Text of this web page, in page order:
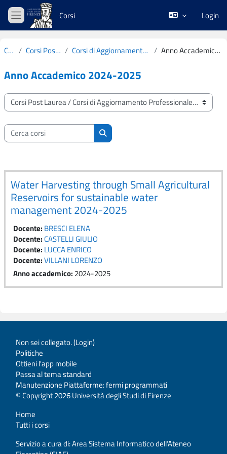
Vai al contenuto principale
Pannello laterale
Corsi Login
Corsi Corsi Post Laurea Corsi di Aggiornamento Professionale Anno Accademico 2024-2025
Anno Accademico 2024-2025
Categorie di corso
Cerca corsi
Cerca corsi
Water Harvesting through Small Agricultural
Reservoirs for sustainable water
management 2024-2025
Docente: BRESCI ELENA
Docente:CASTELLI GIULIO
Docente: LUCCA ENRICO
Docente:VILLANI LORENZO
Anno accademico: 2024-2025
Non sei collegato. (Login)
Politiche
Ottieni l'app mobile
Passa al tema standard
Manutenzione Piattaforme: fermi programmati
© Copyright 2026 Università degli Studi di Firenze
Home
Tutti i corsi
Servizio a cura di: Area Sistema Informatico dell’Ateneo